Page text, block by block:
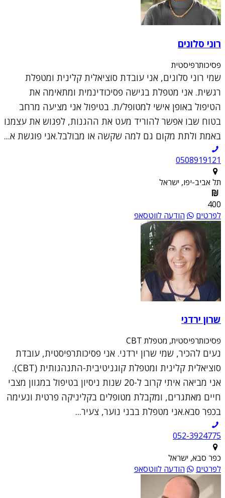
רוני סלונים
פסיכותרפיסטית
שמי רוני סלונים, אני עובדת סוציאלית קלינית ומטפלת
רגשית. אני מטפלת בגישה פסיכודינמית ומתאימה את
הטיפול באופן אישי למטופל/ת. בטיפול אני מציעה מרחב
בטוח שבו אפשר להוריד מעט את ההגנות, לפגוש את עצמנו
באמת ולתת מקום גם למה שקשה או מבולבל.אני פוגשת א...
0508919121
תל אביב-יפו, ישראל
400
לפרטים
הודעה לווטסאפ
שרון ירדני
פסיכותרפיסטית, מטפלת CBT
נעים להכיר, שמי שרון ירדני. אני פסיכותרפיסטית, עובדת
סוציאלית קלינית ומטפלת קוגניטיבית-התנהגותית (CBT).
אני מביאה איתי קרוב ל-20 שנות ניסיון בטיפול במגוון מצבי
חיים מאתגרים, ומקבלת מטופלים בקליניקה פרטית ונעימה
בכפר סבא.אני מטפלת בבני נוער, צעיר...
052-3924775
כפר סבא, ישראל
לפרטים
הודעה לווטסאפ